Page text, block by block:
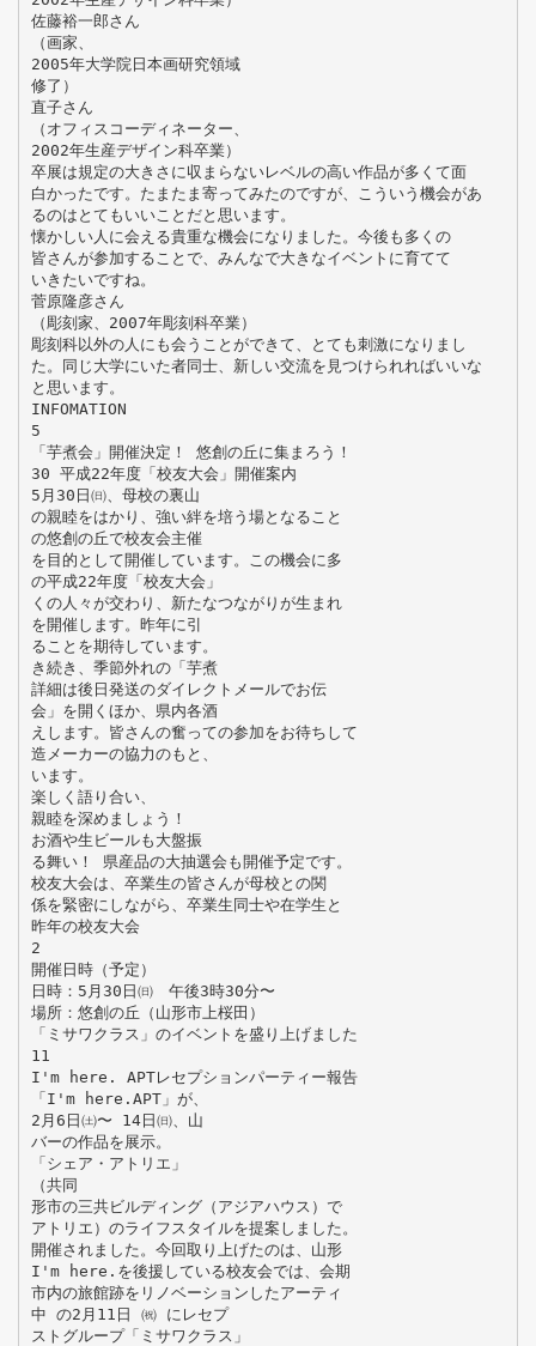
佐藤裕一郎さん
（画家、
2005年大学院日本画研究領域
修了）
直子さん
（オフィスコーディネーター、
2002年生産デザイン科卒業）
卒展は規定の大きさに収まらないレベルの高い作品が多くて面
白かったです。たまたま寄ってみたのですが、こういう機会があ
るのはとてもいいことだと思います。
懐かしい人に会える貴重な機会になりました。今後も多くの
皆さんが参加することで、みんなで大きなイベントに育てて
いきたいですね。
菅原隆彦さん
（彫刻家、2007年彫刻科卒業）
彫刻科以外の人にも会うことができて、とても刺激になりまし
た。同じ大学にいた者同士、新しい交流を見つけられればいいな
と思います。
INFOMATION
5
「芋煮会」開催決定！ 悠創の丘に集まろう！
30 平成22年度「校友大会」開催案内
5月30日㈰、母校の裏山
の親睦をはかり、強い絆を培う場となること
の悠創の丘で校友会主催
を目的として開催しています。この機会に多
の平成22年度「校友大会」
くの人々が交わり、新たなつながりが生まれ
を開催します。昨年に引
ることを期待しています。
き続き、季節外れの「芋煮
詳細は後日発送のダイレクトメールでお伝
会」を開くほか、県内各酒
えします。皆さんの奮っての参加をお待ちして
造メーカーの協力のもと、
います。
楽しく語り合い、
親睦を深めましょう！
お酒や生ビールも大盤振
る舞い！ 県産品の大抽選会も開催予定です。
校友大会は、卒業生の皆さんが母校との関
係を緊密にしながら、卒業生同士や在学生と
昨年の校友大会
2
開催日時（予定）
日時：5月30日㈰ 午後3時30分〜
場所：悠創の丘（山形市上桜田）
「ミサワクラス」のイベントを盛り上げました
11
I'm here. APTレセプションパーティー報告
「I'm here.APT」が、
2月6日㈯〜 14日㈰、山
バーの作品を展示。
「シェア・アトリエ」
（共同
形市の三共ビルディング（アジアハウス）で
アトリエ）のライフスタイルを提案しました。
開催されました。今回取り上げたのは、山形
I'm here.を後援している校友会では、会期
市内の旅館跡をリノベーションしたアーティ
中 の2月11日 ㈷ にレセプ
ストグループ「ミサワクラス」